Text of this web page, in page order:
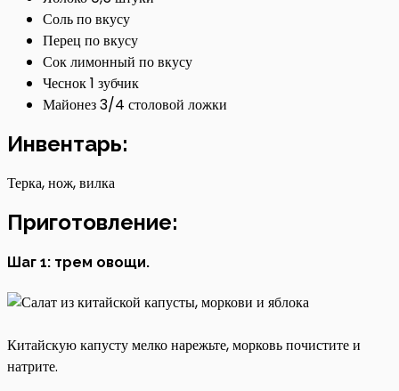
Соль по вкусу
Перец по вкусу
Сок лимонный по вкусу
Чеснок 1 зубчик
Майонез 3/4 столовой ложки
Инвентарь:
Терка, нож, вилка
Приготовление:
Шаг 1: трем овощи.
Китайскую капусту мелко нарежьте, морковь почистите и
натрите.